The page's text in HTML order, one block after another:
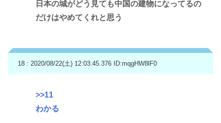
日本の城がどう見ても中国の建物になってるの
だけはやめてくれと思う
18 : 2020/08/22(土) 12:03:45.376 ID:mqgHW8lF0
>>11
わかる